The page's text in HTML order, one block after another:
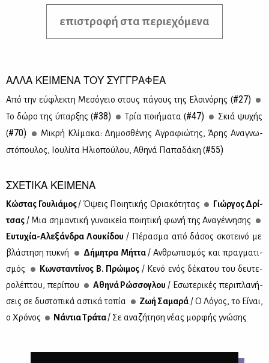
επιστροφή στα περιεχόμενα
ΑΛΛΑ ΚΕΙΜΕΝΑ ΤΟΥ ΣΥΓΓΡΑΦΕΑ
Από την εύ­φλε­κτη Με­σό­γειο στους πά­γους της Ελ­σι­νό­ρης (#27)
Το δώ­ρο της ύπαρ­ξης (#38) Τρία ποι­ή­μα­τα (#47)
Σκιά ψυ­χής
(#70)
Μι­κρή Κλί­μα­κα: Δη­μο­σθέ­νης Αγρα­φιώ­της, Άρης Ανα­γνω­
στό­που­λος, Ιου­λί­τα Ηλιο­πού­λου, Αθη­νά Πα­πα­δά­κη (#55)
ΣΧΕΤΙΚΑ ΚΕΙΜΕΝΑ
Κώ­στας Γου­λιά­μος/ Όψεις Ποι­η­τι­κής Ορια­κό­τη­τας
Γιώρ­γος Δρί­
τσας / Μια ση­μα­ντι­κή γυ­ναι­κεία ποι­η­τι­κή φω­νή της Ανα­γέν­νη­σης
Ευ­τυ­χία-Αλε­ξάν­δρα Λου­κί­δου / Πέ­ρα­σμα από δά­σος σκο­τει­νό με
βλά­στη­ση πυ­κνή
Δή­μη­τρα Μήτ­τα / Αν­θρω­πι­σμός και πραγ­μα­τι­
σμός
Κων­στα­ντί­νος Β. Πρώ­ι­μος / Κε­νό ενός δέ­κα­του του δευ­τε­
ρο­λέ­πτου, πε­ρί­που
Αθη­νά Ρώσ­σο­γλου / Εσω­τε­ρι­κές πε­ρι­πλα­νή­
σεις σε δυ­στο­πι­κά αστι­κά το­πία
Ζωή Σα­μα­ρά / Ο Λό­γος, το Εί­ναι,
ο Χρό­νος
Νά­ντια Τρά­τα/ Σε ανα­ζή­τη­ση νέ­ας μορ­φής γνώ­σης